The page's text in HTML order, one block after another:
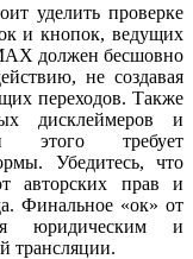
уделить проверке
и кнопок, ведущих
должен бесшовно
не создавая
переходов. Также
дисклеймеров и
этого требует
Убедитесь, что
авторских прав и
Финальное «ок» от
юридическим и
трансляции.